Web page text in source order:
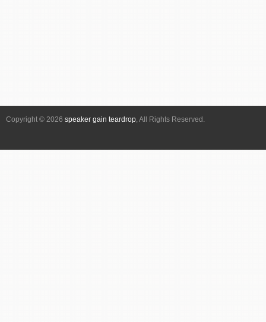
Copyright © 2026 speaker gain teardrop, All Rights Reserved.